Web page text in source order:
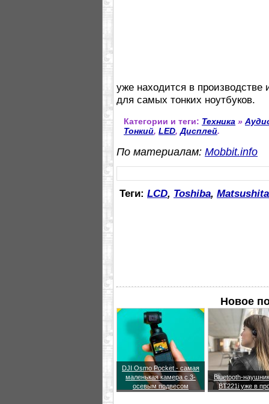
уже находится в производстве
для самых тонких ноутбуков.
Категории и теги: Техника »
Тонкий, LED,Дисплей.
По материалам: Mobbit.info
Теги: LCD, Toshiba, Matsushita
Новое
DJI Osmo Pocket - самая
маленькая камера с 3-
осевым подвесом
Bluetooth-
BT221i уже в